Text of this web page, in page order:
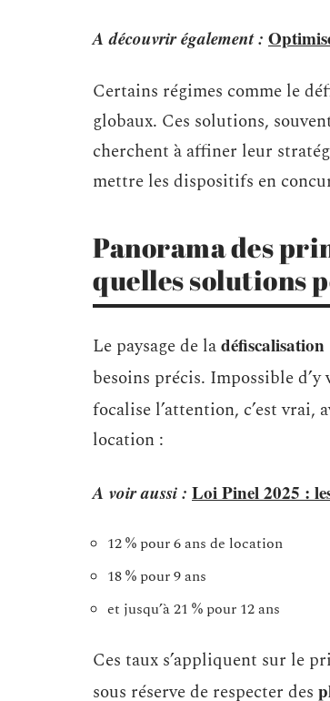
A découvrir également :
Certains régimes comme le
globaux. Ces solutions,
cherchent à affiner leur
mettre les dispositifs en
Panorama des
quelles solutions
Le paysage de ladéfiscalisation
besoins précis. Impossible
focalise l’attention, c’est vrai,
location :
A voir aussi : Loi Pinel 2025 :
12 % pour 6 ans de location
18 % pour 9 ans
et jusqu’à 21 % pour 12 ans
Ces taux s’appliquent sur le
sous réserve de respecter des